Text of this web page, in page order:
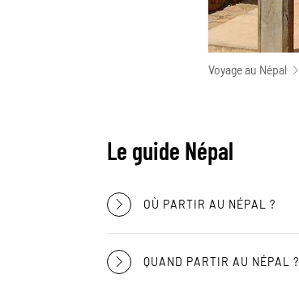
Voyage au Népal
Le guide Népal
OÙ PARTIR AU NÉPAL ?
QUAND PARTIR AU NÉPAL ?